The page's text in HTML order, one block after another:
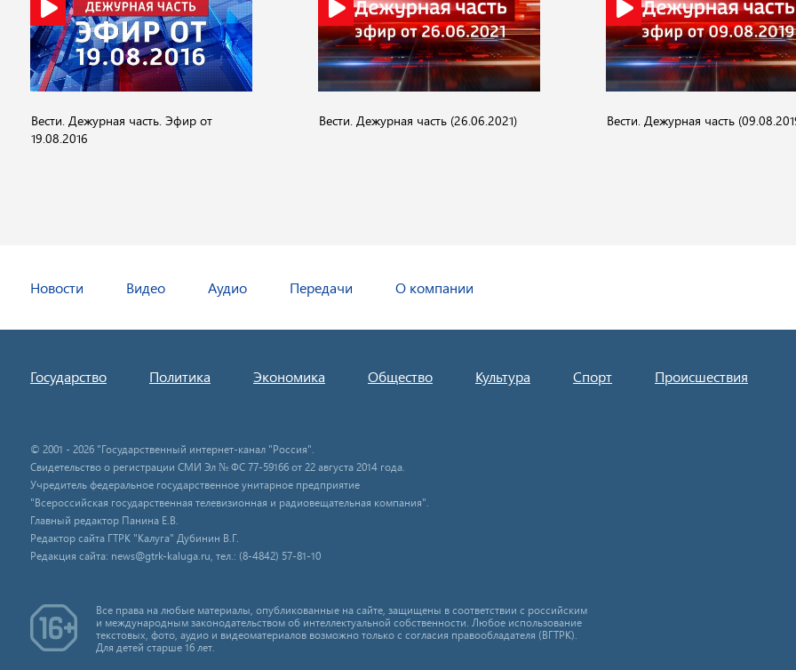
Вести. Дежурная часть. Эфир от
19.08.2016
Вести. Дежурная часть (26.06.2021) Вести. Дежурная часть
Новости Видео Аудио Передачи О компании
Государство Политика Экономика Общество Культура Спорт Происшествия
© 2001 - 2026 "Государственный интернет-канал "Россия".
Свидетельство о регистрации СМИ Эл № ФС 77-59166 от 22 августа 2014 года.
Учредитель федеральное государственное унитарное предприятие
"Всероссийская государственная телевизионная и радиовещательная компания".
Главный редактор Панина Е.В.
Редактор сайта ГТРК "Калуга" Дубинин В.Г.
Редакция сайта: news@gtrk-kaluga.ru, тел.: (8-4842) 57-81-10
Все права на любые материалы, опубликованные на сайте, защищены в соответствии с российским
и международным законодательством об интеллектуальной собственности. Любое использование
текстовых, фото, аудио и видеоматериалов возможно только с согласия правообладателя (ВГТРК).
Для детей старше 16 лет.